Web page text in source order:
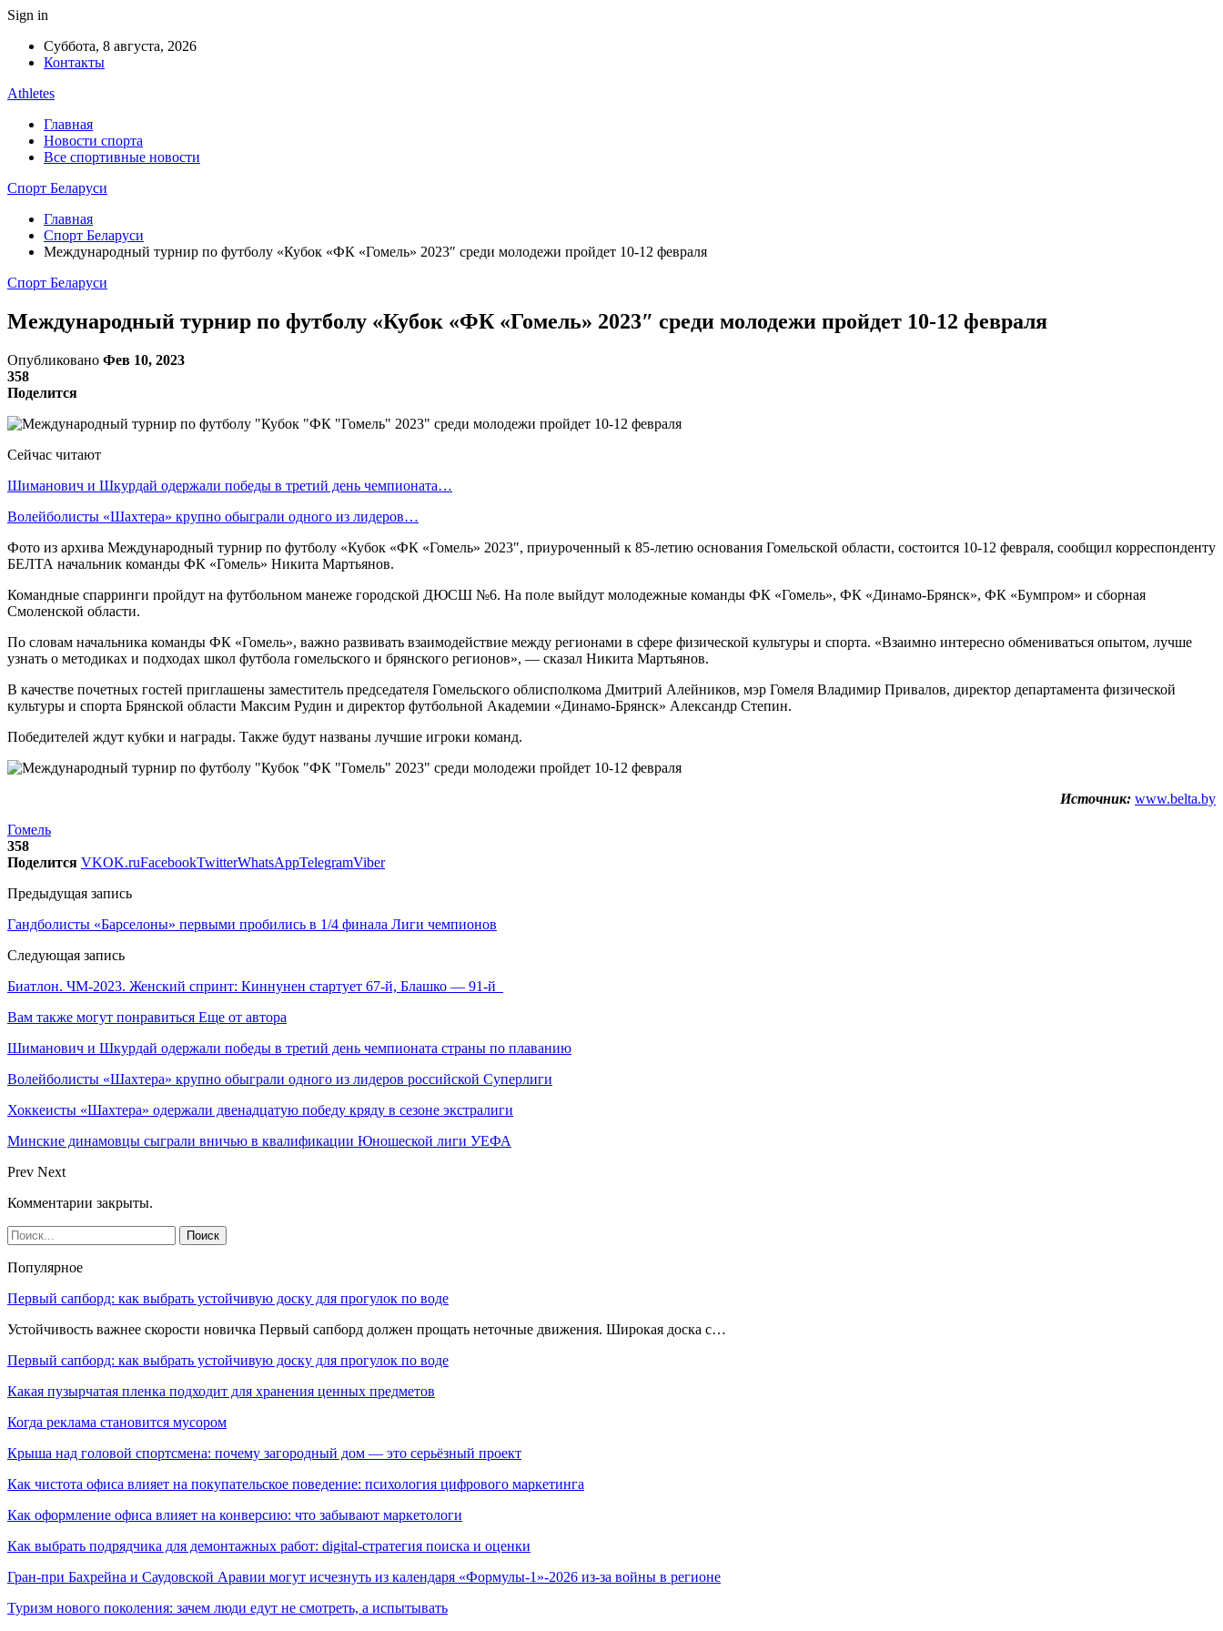
Sign in
Суббота, 8 августа, 2026
Контакты
Athletes
Главная
Новости спорта
Все спортивные новости
Спорт Беларуси
Главная
Спорт Беларуси
Международный турнир по футболу «Кубок «ФК «Гомель» 2023″ среди молодежи пройдет 10-12 февраля
Спорт Беларуси
Международный турнир по футболу «Кубок «ФК «Гомель» 2023″ среди молодежи пройдет 10-12 февраля
Опубликовано Фев 10, 2023
358
Поделится
Сейчас читают
Шиманович и Шкурдай одержали победы в третий день чемпионата…
Волейболисты «Шахтера» крупно обыграли одного из лидеров…
Фото из архива Международный турнир по футболу «Кубок «ФК «Гомель» 2023″, приуроченный к 85-летию основания Гомельской области, состоится 10-12 февраля, сообщил корреспонденту
БЕЛТА начальник команды ФК «Гомель» Никита Мартьянов.
Командные спарринги пройдут на футбольном манеже городской ДЮСШ №6. На поле выйдут молодежные команды ФК «Гомель», ФК «Динамо-Брянск», ФК «Бумпром» и сборная
Смоленской области.
По словам начальника команды ФК «Гомель», важно развивать взаимодействие между регионами в сфере физической культуры и спорта. «Взаимно интересно обмениваться опытом, лучше
узнать о методиках и подходах школ футбола гомельского и брянского регионов», — сказал Никита Мартьянов.
В качестве почетных гостей приглашены заместитель председателя Гомельского облисполкома Дмитрий Алейников, мэр Гомеля Владимир Привалов, директор департамента физической
культуры и спорта Брянской области Максим Рудин и директор футбольной Академии «Динамо-Брянск» Александр Степин.
Победителей ждут кубки и награды. Также будут названы лучшие игроки команд.
Источник: www.belta.by
Гомель
358
Поделится VKOK.ruFacebookTwitterWhatsAppTelegramViber
Предыдущая запись
Гандболисты «Барселоны» первыми пробились в 1/4 финала Лиги чемпионов
Следующая запись
Биатлон. ЧМ-2023. Женский спринт: Киннунен стартует 67-й, Блашко — 91-й
Вам также могут понравиться Еще от автора
Шиманович и Шкурдай одержали победы в третий день чемпионата страны по плаванию
Волейболисты «Шахтера» крупно обыграли одного из лидеров российской Суперлиги
Хоккеисты «Шахтера» одержали двенадцатую победу кряду в сезоне экстралиги
Минские динамовцы сыграли вничью в квалификации Юношеской лиги УЕФА
Prev Next
Комментарии закрыты.
Популярное
Первый сапборд: как выбрать устойчивую доску для прогулок по воде
Устойчивость важнее скорости новичка Первый сапборд должен прощать неточные движения. Широкая доска с…
Первый сапборд: как выбрать устойчивую доску для прогулок по воде
Какая пузырчатая пленка подходит для хранения ценных предметов
Когда реклама становится мусором
Крыша над головой спортсмена: почему загородный дом — это серьёзный проект
Как чистота офиса влияет на покупательское поведение: психология цифрового маркетинга
Как оформление офиса влияет на конверсию: что забывают маркетологи
Как выбрать подрядчика для демонтажных работ: digital-стратегия поиска и оценки
Гран-при Бахрейна и Саудовской Аравии могут исчезнуть из календаря «Формулы-1»-2026 из-за войны в регионе
Туризм нового поколения: зачем люди едут не смотреть, а испытывать